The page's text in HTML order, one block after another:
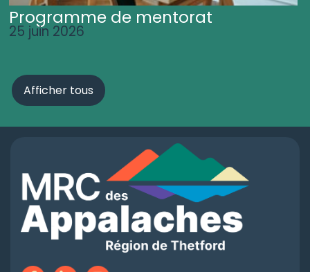
Programme de mentorat
25 juin 2026
Afficher tous